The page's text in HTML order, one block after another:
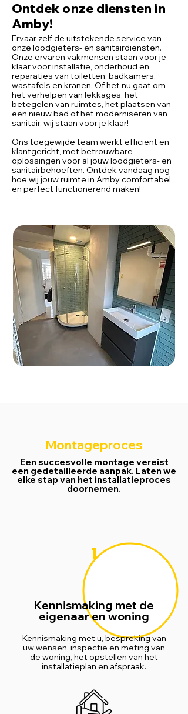
Ontdek onze diensten in
Amby!
Ervaar zelf de uitstekende service van
onze loodgieters- en sanitairdiensten.
Onze ervaren vakmensen staan voor je
klaar voor installatie, onderhoud en
reparaties van toiletten, badkamers,
wastafels en kranen. Of het nu gaat om
het verhelpen van lekkages, het
betegelen van ruimtes, het plaatsen van
een nieuw bad of het moderniseren van
sanitair, wij staan voor je klaar!
Ons toegewijde team werkt efficiënt en
klantgericht, met betrouwbare
oplossingen voor al jouw loodgieters- en
sanitairbehoeften. Ontdek vandaag nog
hoe wij jouw ruimte in Amby comfortabel
en perfect functionerend maken!
Montageproces
Een succesvolle montage vereist
een gedetailleerde aanpak. Laten we
elke stap van het installatieproces
doornemen.
1
Kennismaking met de
eigenaar en woning
Kennismaking met u, bespreking van
uw wensen, inspectie en meting van
de woning, het opstellen van het
installatieplan en afspraak.